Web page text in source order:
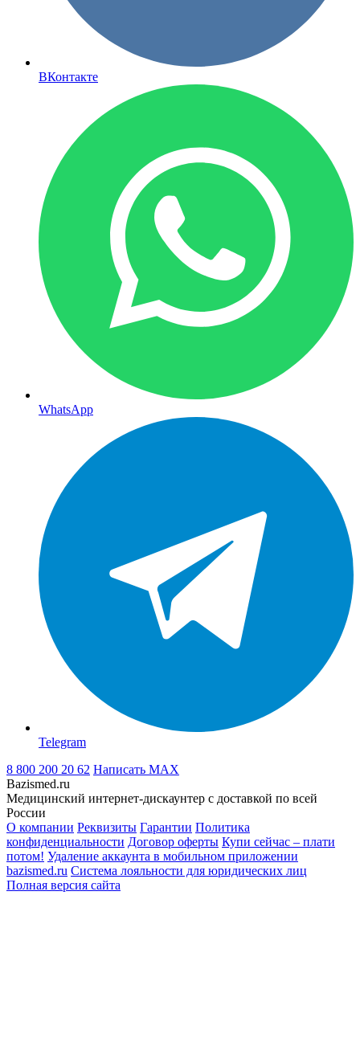
ВКонтакте
WhatsApp
Telegram
8 800 200 20 62 Написать MAX
Bazismed.ru
Медицинский интернет-дискаунтер с доставкой по всей
России
О компании Реквизиты Гарантии Политика
конфиденциальности Договор оферты Купи сейчас – плати
потом! Удаление аккаунта в мобильном приложении
bazismed.ru Система лояльности для юридических лиц
Полная версия сайта